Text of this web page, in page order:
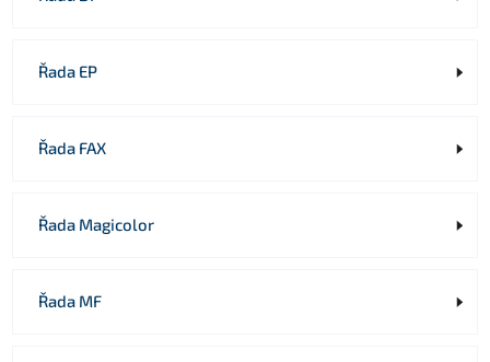
Řada EP
Řada FAX
Řada Magicolor
Řada MF